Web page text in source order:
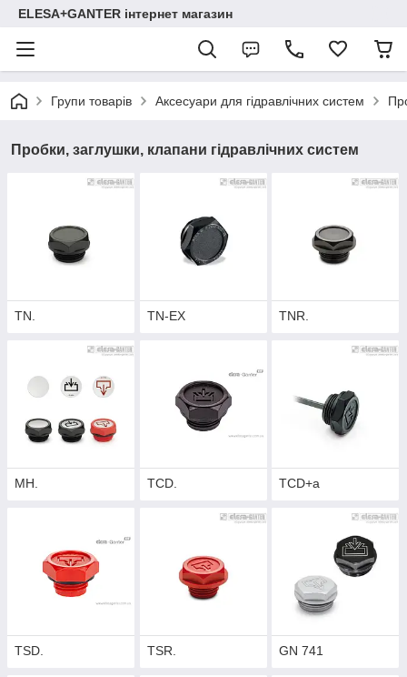
ELESA+GANTER інтернет магазин
Групи товарів Аксесуари для гідравлічних систем
Пробки, заглушки, клапани гідравлічних систем
TN. TN-EX TNR.
MH. TCD. TCD+a
TSD. TSR. GN 741